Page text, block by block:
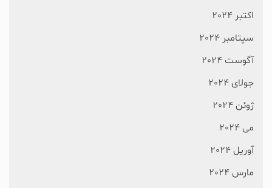
اکتبر 2024
سپتامبر 2024
آگوست 2024
جولای 2024
ژوئن 2024
می 2024
آوریل 2024
مارس 2024